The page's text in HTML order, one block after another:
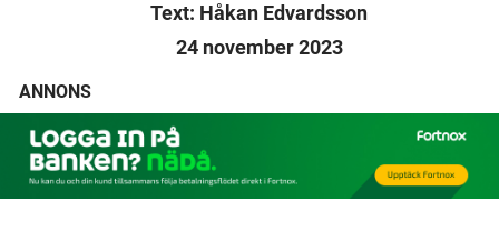
Text: Håkan Edvardsson
24 november 2023
ANNONS